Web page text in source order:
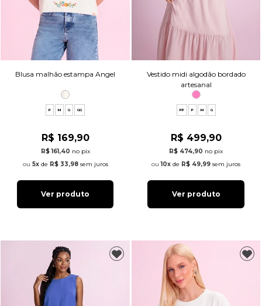
Blusa malhão estampa Angel
P M G GG
R$ 169,90
R$ 161,40 no pix
5xde R$ 33,98sem juros
Ver produto
Vestido midi algodão bordado
artesanal
PP P M G
R$ 499,90
R$ 474,90 no pix
10x de R$ 49,99 sem juros
Ver produto